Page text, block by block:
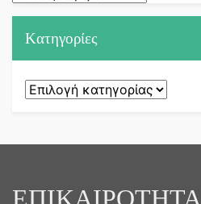
Kατηγορίες
Kατηγορίες
ΕΠΙΚΑΙΡΟΤΗΤΑ